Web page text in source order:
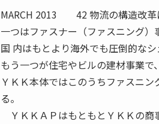
MARCH 2013 42 物流の構造改革
一つはファスナー（ファスニング）
国 内はもとより海外でも圧倒的な
もう一つが住宅やビルの建材事業で
ＹＫＫ本体ではこのうちファスニ
る。
ＹＫＫＡＰはもともとＹＫＫの商